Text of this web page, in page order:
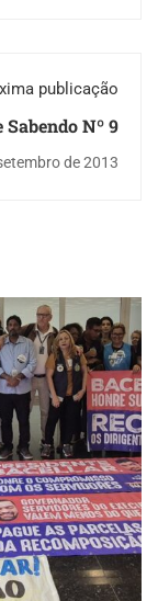
publicação
Sabendo Nº 9
de 2013